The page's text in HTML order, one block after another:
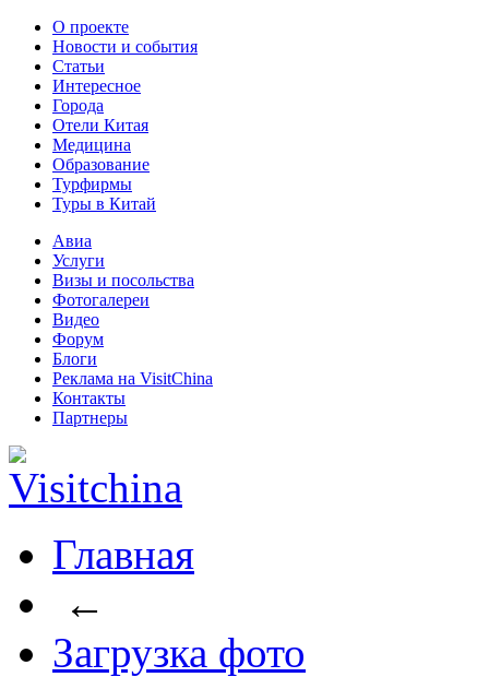
О проекте
Новости и события
Статьи
Интересное
Города
Отели Китая
Медицина
Образование
Турфирмы
Туры в Китай
Авиа
Услуги
Визы и посольства
Фотогалереи
Видео
Форум
Блоги
Реклама на VisitChina
Контакты
Партнеры
Главная
←
Загрузка фото